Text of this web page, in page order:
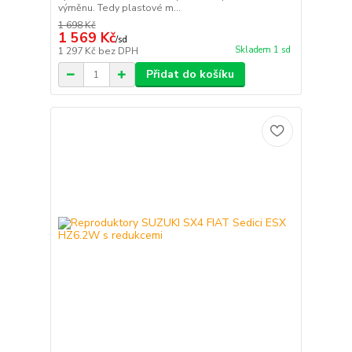
výměnu. Tedy plastové m...
1 698 Kč
1 569 Kč/sd
1 297 Kč bez DPH Skladem 1 sd
Přidat do košíku